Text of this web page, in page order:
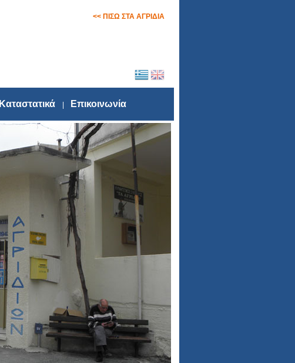
<< ΠΙΣΩ ΣΤΑ ΑΓΡΙΔΙΑ
Καταστατικά Επικοινωνία